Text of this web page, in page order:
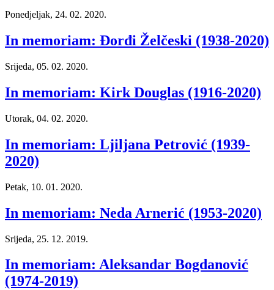
Ponedjeljak, 24. 02. 2020.
In memoriam: Đorđi Želčeski (1938-2020)
Srijeda, 05. 02. 2020.
In memoriam: Kirk Douglas (1916-2020)
Utorak, 04. 02. 2020.
In memoriam: Ljiljana Petrović (1939-
2020)
Petak, 10. 01. 2020.
In memoriam: Neda Arnerić (1953-2020)
Srijeda, 25. 12. 2019.
In memoriam: Aleksandar Bogdanović
(1974-2019)